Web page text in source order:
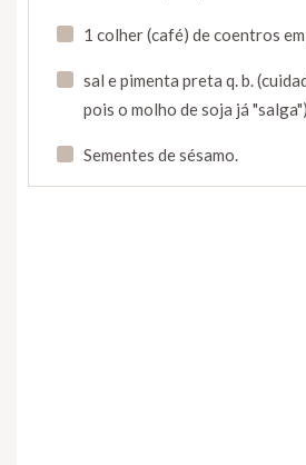
1 colher (café) de coentros
sal e pimenta preta q. b.
pois o molho de soja já "salga")
Sementes de sésamo.